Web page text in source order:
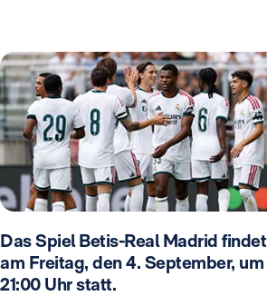
Das Spiel Betis-Real Madrid findet
am Freitag, den 4. September, um
21:00 Uhr statt.